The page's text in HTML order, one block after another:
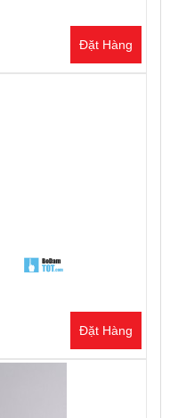
Đặt Hàng
Đặt Hàng